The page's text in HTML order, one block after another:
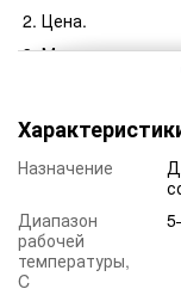
Цена.
Максимальная
Назначение
Диапазон
рабочей
температуры,
C